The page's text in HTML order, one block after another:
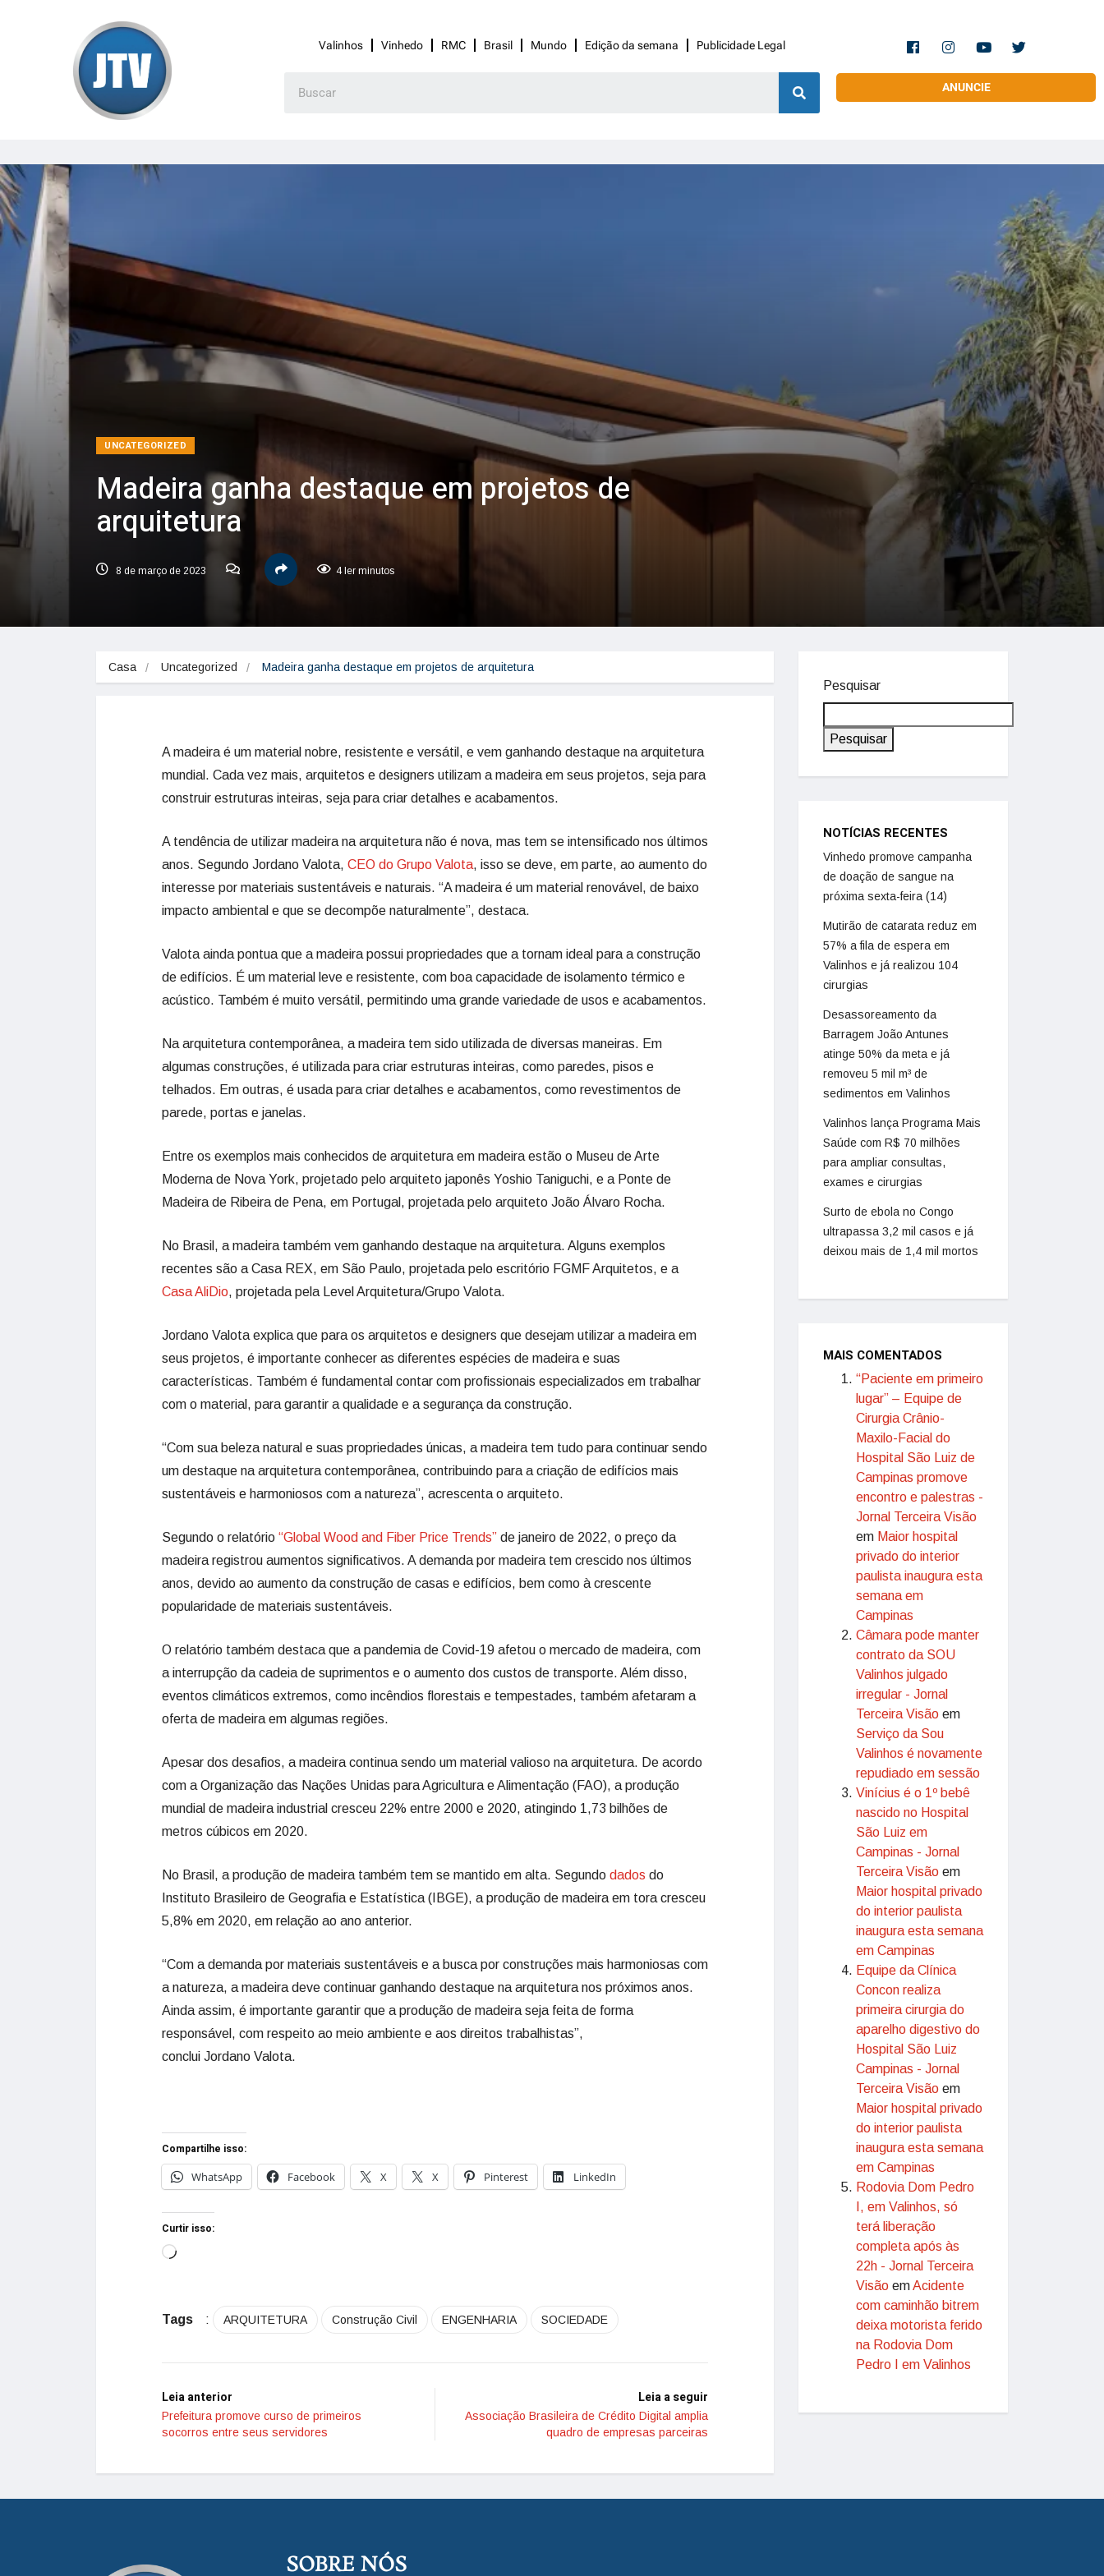
Valinhos Vinhedo RMC Brasil Mundo Edição da semana Publicidade Legal
ANUNCIE
UNCATEGORIZED
Madeira ganha destaque em projetos de
arquitetura
8 de março de 2023 4 ler minutos
Casa Uncategorized Madeira ganha destaque em projetos de arquitetura
A madeira é um material nobre, resistente e versátil, e vem ganhando destaque na arquitetura
mundial. Cada vez mais, arquitetos e designers utilizam a madeira em seus projetos, seja para
construir estruturas inteiras, seja para criar detalhes e acabamentos.
A tendência de utilizar madeira na arquitetura não é nova, mas tem se intensificado nos últimos
anos. Segundo Jordano Valota, CEO do Grupo Valota, isso se deve, em parte, ao aumento do
interesse por materiais sustentáveis e naturais. “A madeira é um material renovável, de baixo
impacto ambiental e que se decompõe naturalmente”, destaca.
Valota ainda pontua que a madeira possui propriedades que a tornam ideal para a construção
de edifícios. É um material leve e resistente, com boa capacidade de isolamento térmico e
acústico. Também é muito versátil, permitindo uma grande variedade de usos e acabamentos.
Na arquitetura contemporânea, a madeira tem sido utilizada de diversas maneiras. Em
algumas construções, é utilizada para criar estruturas inteiras, como paredes, pisos e
telhados. Em outras, é usada para criar detalhes e acabamentos, como revestimentos de
parede, portas e janelas.
Entre os exemplos mais conhecidos de arquitetura em madeira estão o Museu de Arte
Moderna de Nova York, projetado pelo arquiteto japonês Yoshio Taniguchi, e a Ponte de
Madeira de Ribeira de Pena, em Portugal, projetada pelo arquiteto João Álvaro Rocha.
No Brasil, a madeira também vem ganhando destaque na arquitetura. Alguns exemplos
recentes são a Casa REX, em São Paulo, projetada pelo escritório FGMF Arquitetos, e a
Casa AliDio, projetada pela Level Arquitetura/Grupo Valota.
Jordano Valota explica que para os arquitetos e designers que desejam utilizar a madeira em
seus projetos, é importante conhecer as diferentes espécies de madeira e suas
características. Também é fundamental contar com profissionais especializados em trabalhar
com o material, para garantir a qualidade e a segurança da construção.
“Com sua beleza natural e suas propriedades únicas, a madeira tem tudo para continuar sendo
um destaque na arquitetura contemporânea, contribuindo para a criação de edifícios mais
sustentáveis e harmoniosos com a natureza”, acrescenta o arquiteto.
Segundo o relatório “Global Wood and Fiber Price Trends” de janeiro de 2022, o preço da
madeira registrou aumentos significativos. A demanda por madeira tem crescido nos últimos
anos, devido ao aumento da construção de casas e edifícios, bem como à crescente
popularidade de materiais sustentáveis.
O relatório também destaca que a pandemia de Covid-19 afetou o mercado de madeira, com
a interrupção da cadeia de suprimentos e o aumento dos custos de transporte. Além disso,
eventos climáticos extremos, como incêndios florestais e tempestades, também afetaram a
oferta de madeira em algumas regiões.
Apesar dos desafios, a madeira continua sendo um material valioso na arquitetura. De acordo
com a Organização das Nações Unidas para Agricultura e Alimentação (FAO), a produção
mundial de madeira industrial cresceu 22% entre 2000 e 2020, atingindo 1,73 bilhões de
metros cúbicos em 2020.
No Brasil, a produção de madeira também tem se mantido em alta. Segundo dados do
Instituto Brasileiro de Geografia e Estatística (IBGE), a produção de madeira em tora cresceu
5,8% em 2020, em relação ao ano anterior.
“Com a demanda por materiais sustentáveis e a busca por construções mais harmoniosas com
a natureza, a madeira deve continuar ganhando destaque na arquitetura nos próximos anos.
Ainda assim, é importante garantir que a produção de madeira seja feita de forma
responsável, com respeito ao meio ambiente e aos direitos trabalhistas”,
conclui Jordano Valota.
Compartilhe isso:
WhatsApp
Facebook X X Pinterest LinkedIn
Curtir isso:
Tags : ARQUITETURA Construção Civil ENGENHARIA SOCIEDADE
Leia anterior
Prefeitura promove curso de primeiros
socorros entre seus servidores
Leia a seguir
Associação Brasileira de Crédito Digital amplia
quadro de empresas parceiras
Pesquisar
Pesquisar
NOTÍCIAS RECENTES
Vinhedo promove campanha
de doação de sangue na
próxima sexta-feira (14)
Mutirão de catarata reduz em
57% a fila de espera em
Valinhos e já realizou 104
cirurgias
Desassoreamento da
Barragem João Antunes
atinge 50% da meta e já
removeu 5 mil m³ de
sedimentos em Valinhos
Valinhos lança Programa Mais
Saúde com R$ 70 milhões
para ampliar consultas,
exames e cirurgias
Surto de ebola no Congo
ultrapassa 3,2 mil casos e já
deixou mais de 1,4 mil mortos
MAIS COMENTADOS
“Paciente em primeiro
lugar” – Equipe de
Cirurgia Crânio-
Maxilo-Facial do
Hospital São Luiz de
Campinas promove
encontro e palestras -
Jornal Terceira Visão
em Maior hospital
privado do interior
paulista inaugura esta
semana em
Campinas
Câmara pode manter
contrato da SOU
Valinhos julgado
irregular - Jornal
Terceira Visão em
Serviço da Sou
Valinhos é novamente
repudiado em sessão
Vinícius é o 1º bebê
nascido no Hospital
São Luiz em
Campinas - Jornal
Terceira Visão em
Maior hospital privado
do interior paulista
inaugura esta semana
em Campinas
Equipe da Clínica
Concon realiza
primeira cirurgia do
aparelho digestivo do
Hospital São Luiz
Campinas - Jornal
Terceira Visão em
Maior hospital privado
do interior paulista
inaugura esta semana
em Campinas
Rodovia Dom Pedro
I, em Valinhos, só
terá liberação
completa após às
22h - Jornal Terceira
Visão emAcidente
com caminhão bitrem
deixa motorista ferido
na Rodovia Dom
Pedro I em Valinhos
SOBRE NÓS